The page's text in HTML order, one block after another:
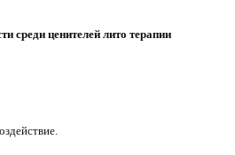
среди ценителей лито терапии